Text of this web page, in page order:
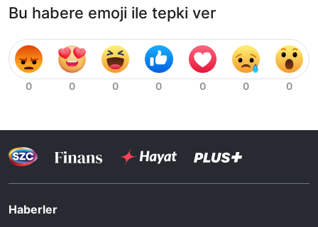
Bu habere emoji ile tepki ver
Haberler